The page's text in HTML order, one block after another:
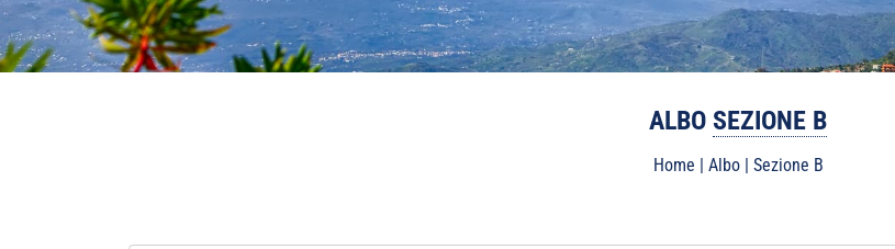
ALBO SEZIONE B
Home | Albo| Sezione B